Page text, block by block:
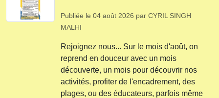
Publiée le 04 août 2026 par CYRIL SINGH
MALHI
Rejoignez nous... Sur le mois d'août, on
reprend en douceur avec un mois
découverte, un mois pour découvrir nos
activités, profiter de l'encadrement, des
plages, ou des éducateurs, parfois même